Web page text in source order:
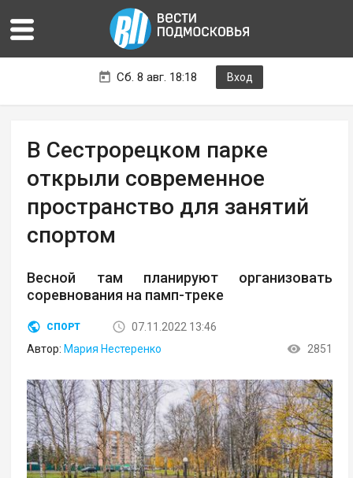
Сб. 8 авг. 18:18 Вход
В Сестрорецком парке
открыли современное
пространство для занятий
спортом
Весной там планируют организовать
соревнования на памп-треке
СПОРТ
07.11.2022 13:46
Автор: Мария Нестеренко 2851